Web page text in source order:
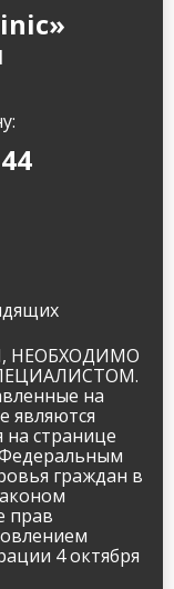
НЕОБХОДИМО
на
являются
странице
Федеральным
граждан в
прав
4 октября